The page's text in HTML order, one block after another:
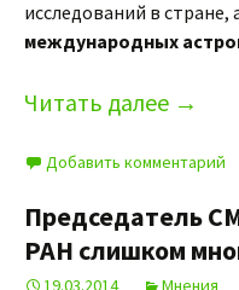
исследований в стране,
международных
Читать далее →
Добавить комментарий
Председатель
РАН слишком
19.03.2014 Мнения